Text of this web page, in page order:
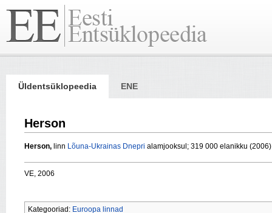
Üldentsüklopeedia ENE
Herson
Herson, linn Lõuna-Ukrainas Dnepri alamjooksul; 319 000 elanikku
VE, 2006
Kategooriad: Euroopa linnad